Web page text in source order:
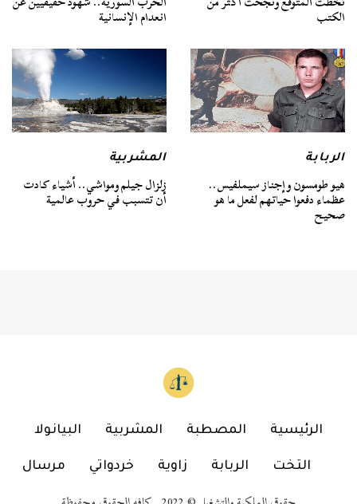
الكتب انعدام الإنسانية
الربابة
هيو طومسون وإجناز سيملفيس..
عظماء دفعوا حياتهم لفعل ما هو
صحيح
المشربية
زلزال جيلم ومواشي.. أشياء كادت
أن تتسبب في حروب عالمية
الرئيسية المصطبة المشربية البيانولا
التخت الربابة زاوية خردواتي مرسال